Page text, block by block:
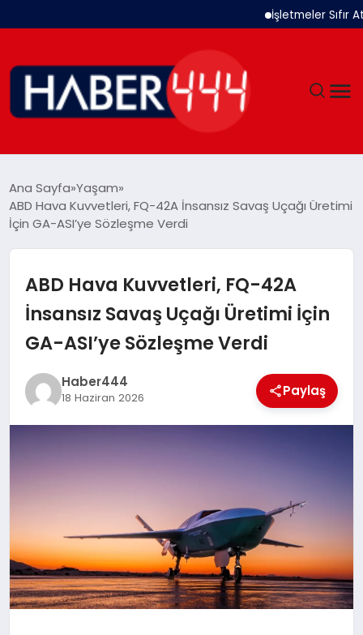
İşletmeler Sıfır Atık
SIYASET
EKONOMI
SPOR
TEKNOLOJI
MAGAZIN
Ana Sayfa Yaşam
ABD Hava Kuvvetleri, FQ-42A İnsansız Savaş Uçağı Üretimi
İçin GA-ASI’ye Sözleşme Verdi
ABD Hava Kuvvetleri, FQ-42A
İnsansız Savaş Uçağı Üretimi İçin
GA-ASI’ye Sözleşme Verdi
Haber444
18 Haziran 2026 Paylaş